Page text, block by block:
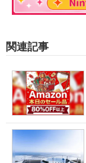
関連記事